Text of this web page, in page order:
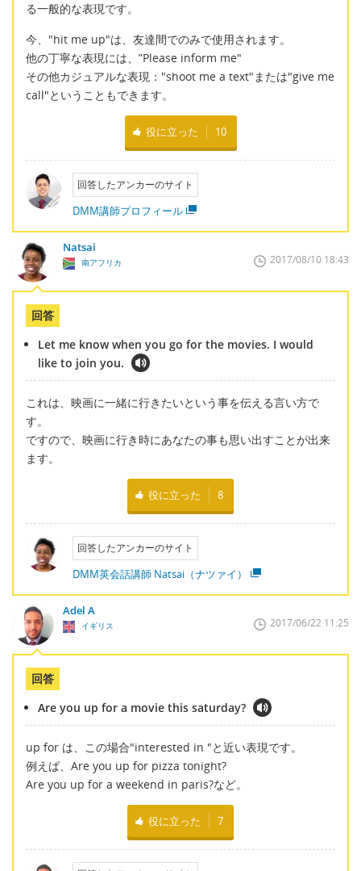
る一般的な表現です。
今、"hit me up"は、友達間でのみで使用されます。
他の丁寧な表現には、”Please inform me"
その他カジュアルな表現："shoot me a text"または"give me
call"ということもできます。
役に立った 10
回答したアンカーのサイト
DMM講師プロフィール
Natsai
南アフリカ 2017/08/10 18:43
回答
Let me know when you go for the movies. I would
like to join you.
これは、映画に一緒に行きたいという事を伝える言い方で
す。
ですので、映画に行き時にあなたの事も思い出すことが出来
ます。
役に立った 8
回答したアンカーのサイト
DMM英会話講師 Natsai（ナツァイ）
Adel A
イギリス 2017/06/22 11:25
回答
Are you up for a movie this saturday?
up for は、この場合"interested in "と近い表現です。
例えば、Are you up for pizza tonight?
Are you up for a weekend in paris?など。
役に立った 7